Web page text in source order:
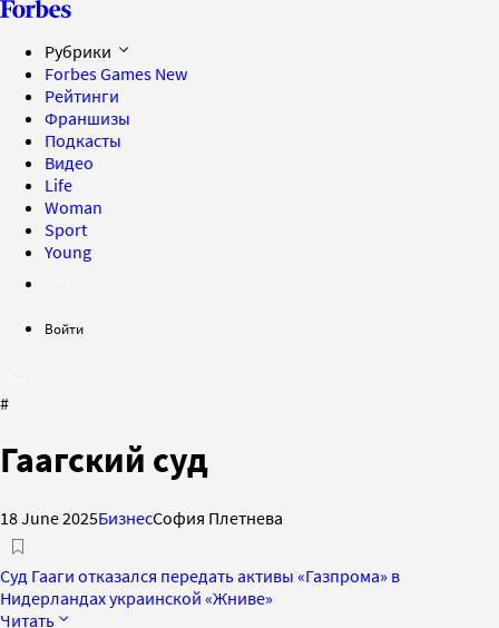
Рубрики
Forbes Games New
Рейтинги
Франшизы
Подкасты
Видео
Life
Woman
Sport
Young
Войти
#
Гаагский суд
18 June 2025БизнесСофия Плетнева
Суд Гааги отказался передать активы «Газпрома» в
Нидерландах украинской «Жниве»
Читать